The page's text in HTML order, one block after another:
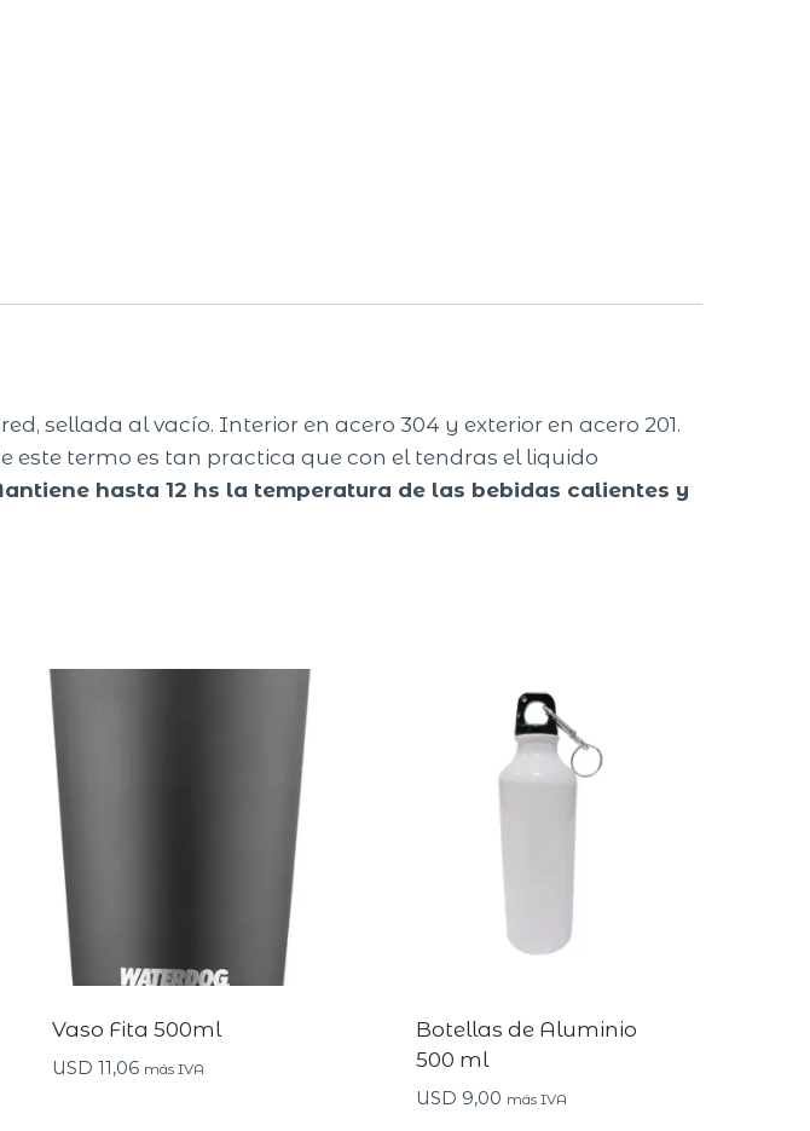
sellada al vacío. Interior en acero 304 y exterior en acero 201.
este termo es tan practica que con el tendras el liquido
hasta 12 hs la temperatura de las bebidas calientes y
Vaso Fita 500ml
USD 11,06 más IVA
Botellas de Aluminio
500 ml
USD 9,00 más IVA